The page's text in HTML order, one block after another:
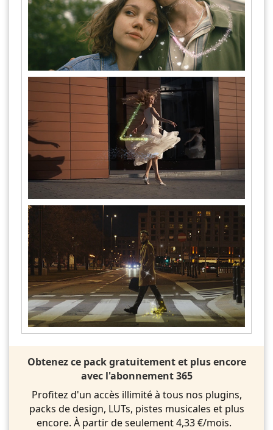
Obtenez ce pack gratuitement et plus encore
avec l'abonnement 365
Profitez d'un accès illimité à tous nos plugins,
packs de design, LUTs, pistes musicales et plus
encore. À partir de seulement 4,33 €/mois.